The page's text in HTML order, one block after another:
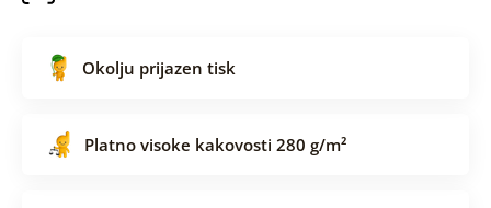
Okolju prijazen tisk
Platno visoke kakovosti 280 g/m²